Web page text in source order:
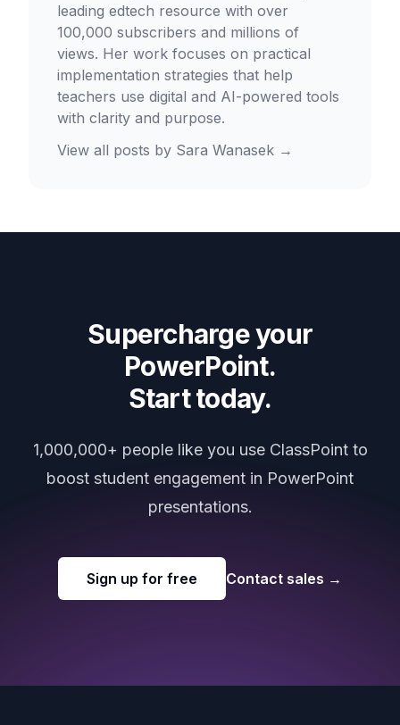
leading edtech resource with over
100,000 subscribers and millions of
views. Her work focuses on practical
implementation strategies that help
teachers use digital and AI-powered tools
with clarity and purpose.
View all posts by Sara Wanasek →
Supercharge your
PowerPoint.
Start today.
1,000,000+ people like you use ClassPoint to
boost student engagement in PowerPoint
presentations.
Sign up for free Contact sales →